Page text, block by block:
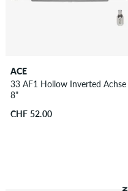
ACE
33 AF1 Hollow Inverted Achse
8"
CHF 52.00